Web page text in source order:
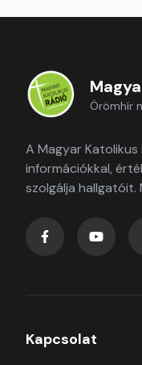
Örömhír
A Magyar
információkkal,
szolgálja hallgatóit.
Kapcsolat